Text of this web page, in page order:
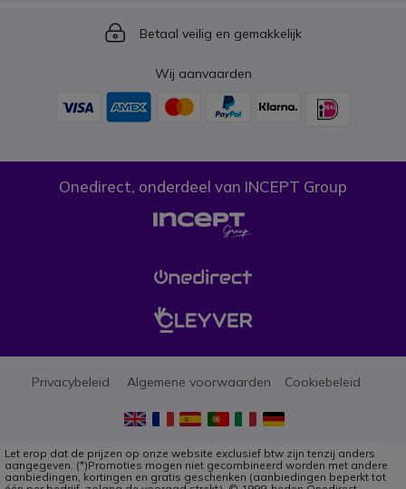
Icon
Betaal veilig en gemakkelijk
Wij aanvaarden
Onedirect, onderdeel van INCEPT Group
Privacybeleid Algemene voorwaarden Cookiebeleid
Let erop dat de prijzen op onze website exclusief btw zijn tenzij anders
aangegeven. (*)Promoties mogen niet gecombineerd worden met andere
aanbiedingen, kortingen en gratis geschenken (aanbiedingen beperkt tot